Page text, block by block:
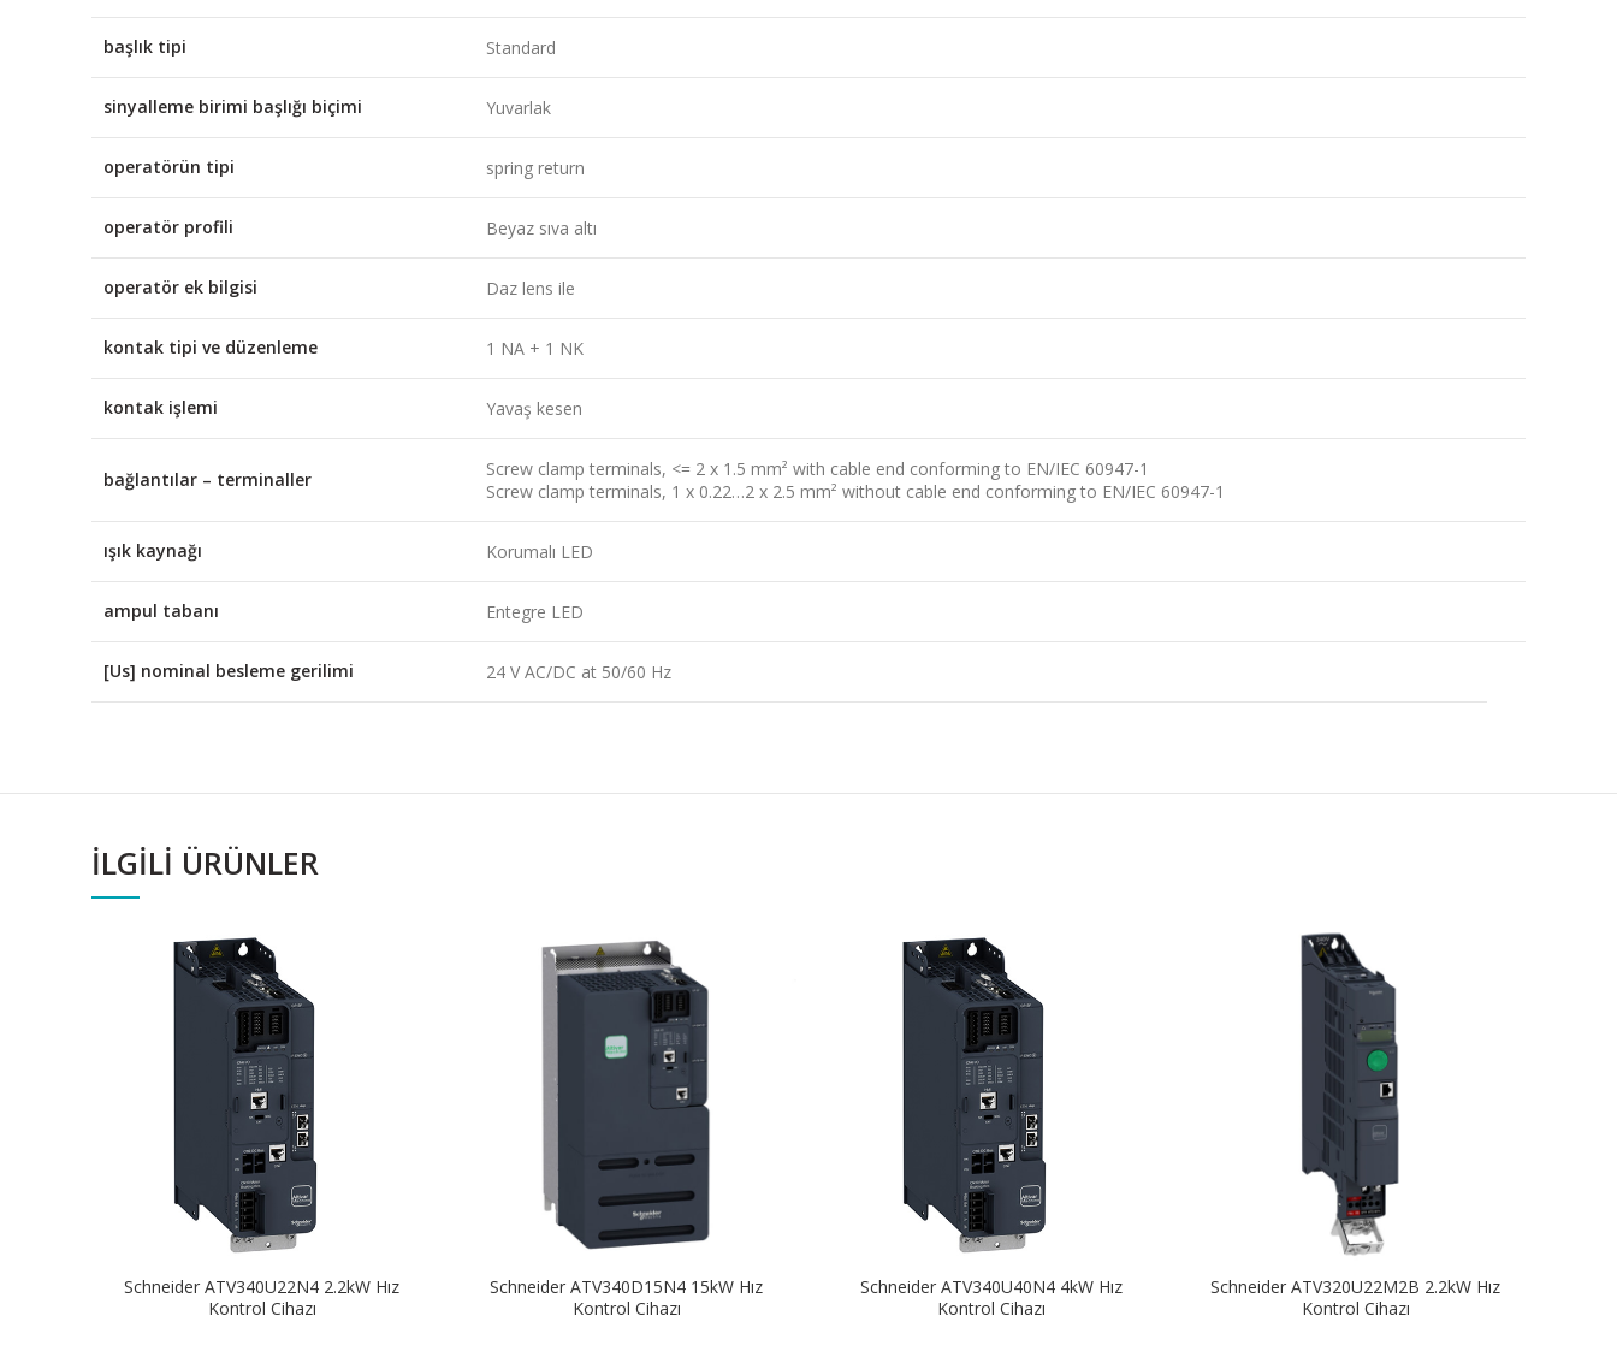
başlık tipi Standard
sinyalleme birimi başlığı biçimi Yuvarlak
operatörün tipi spring return
operatör profili Beyaz sıva altı
operatör ek bilgisi Daz lens ile
kontak tipi ve düzenleme 1 NA + 1 NK
kontak işlemi Yavaş kesen
bağlantılar – terminaller
Screw clamp terminals, <= 2 x 1.5 mm² with cable end conforming to EN/IEC 60947-1
Screw clamp terminals, 1 x 0.22…2 x 2.5 mm² without cable end conforming to EN/IEC 60947-1
ışık kaynağı Korumalı LED
ampul tabanı Entegre LED
[Us] nominal besleme gerilimi 24 V AC/DC at 50/60 Hz
İLGILI ÜRÜNLER
Schneider ATV340U22N4 2.2kW Hız
Kontrol Cihazı
Schneider ATV340D15N4 15kW Hız
Kontrol Cihazı
Schneider ATV340U40N4 4kW Hız
Kontrol Cihazı
Schneider ATV320U22M2B 2.2kW Hız
Kontrol Cihazı